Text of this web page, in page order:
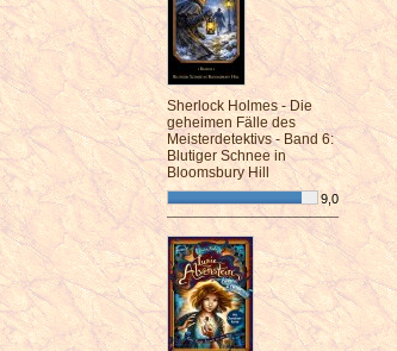
Sherlock Holmes - Die
geheimen Fälle des
Meisterdetektivs - Band 6:
Blutiger Schnee in
Bloomsbury Hill
9,0
¯¯¯¯¯¯¯¯¯¯¯¯¯¯¯¯¯¯¯¯¯¯¯¯